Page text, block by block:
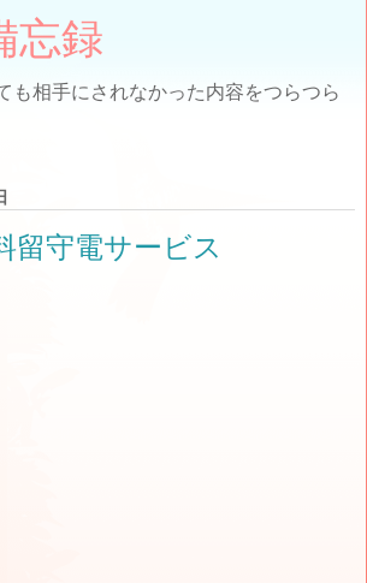
忘録
も相手にされなかった内容をつらつら
留守電サービス